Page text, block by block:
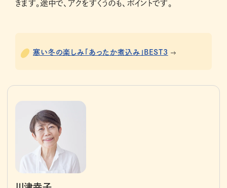
きます。途中で、アクをすくうのも、ポイントです。
寒い冬の楽しみ「あったか煮込み」BEST3